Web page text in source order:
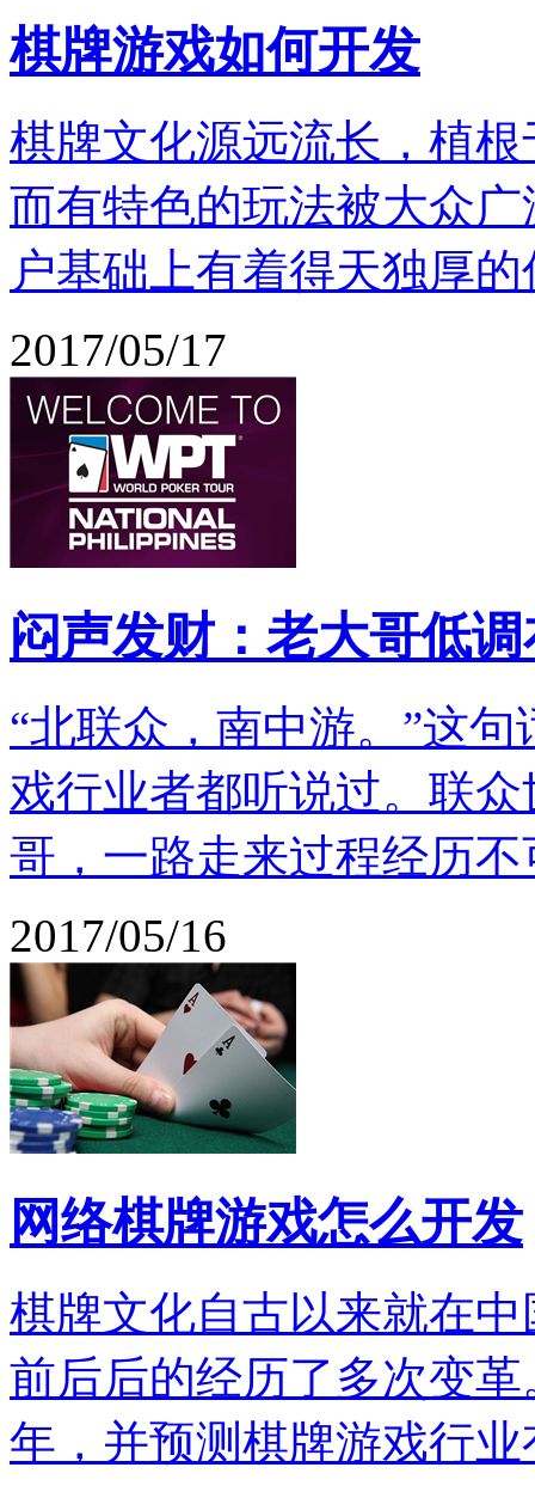
棋牌游戏如何开发
棋牌文化源远流长，植
而有特色的玩法被大众
户基础上有着得天独厚
2017/05/17
闷声发财：老大哥低
“北联众，南中游。”这
戏行业者都听说过。联
哥，一路走来过程经历
2017/05/16
网络棋牌游戏怎么开发
棋牌文化自古以来就在
前后后的经历了多次变
年，并预测棋牌游戏行